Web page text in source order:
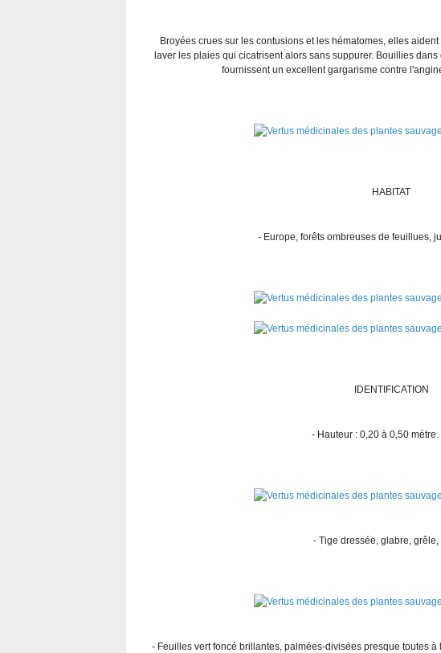
Broyées crues sur les contusions et les hématomes, elles
laver les plaies qui cicatrisent alors sans suppurer. Bouillies
fournissent un excellent gargarisme contre
HABITAT
- Europe, forêts ombreuses de feuillues,
IDENTIFICATION
- Hauteur : 0,20 à 0,50 mètre.
- Tige dressée, glabre, grêle,
- Feuilles vert foncé brillantes, palmées-divisées presque toutes